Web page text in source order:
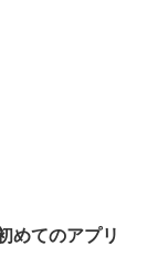
めてのアプリ